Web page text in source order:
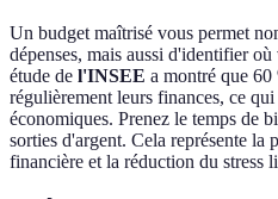
Un budget maîtrisé vous permet
dépenses, mais aussi d'identifier
étude de l'INSEE a montré que 60
régulièrement leurs finances, ce
économiques. Prenez le temps de
sorties d'argent. Cela représente la
financière et la réduction du stress